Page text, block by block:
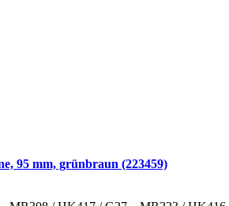
95 mm, grünbraun (223459)